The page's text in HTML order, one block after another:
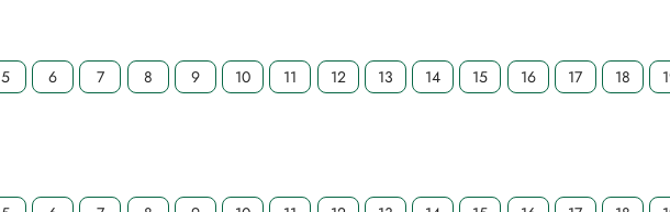
5 6 7 8 9 10 11 12 13 14 15 16 17 18